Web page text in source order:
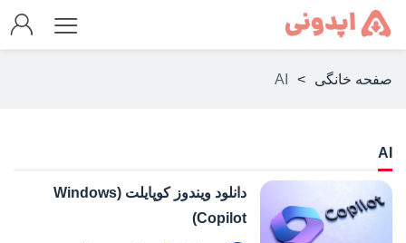
صفحه خانگی >
AI
AI
دانلود ویندوز کوپایلت (Windows
Copilot)